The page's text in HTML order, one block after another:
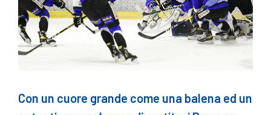
Con un cuore grande come una balena ed un